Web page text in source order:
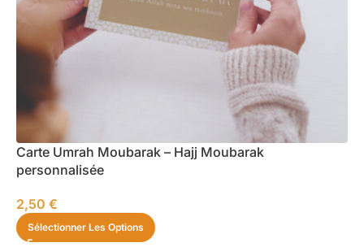
Carte Umrah Moubarak – Hajj Moubarak
personnalisée
2,50 €
Sélectionner Les Options